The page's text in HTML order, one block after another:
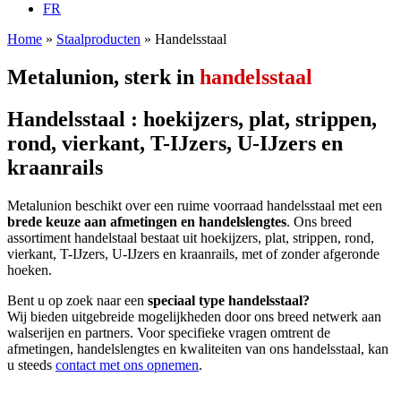
FR
Home » Staalproducten » Handelsstaal
Metalunion, sterk in handelsstaal
Handelsstaal : hoekijzers, plat, strippen,
rond, vierkant, T-IJzers, U-IJzers en
kraanrails
Metalunion beschikt over een ruime voorraad handelsstaal met een
brede keuze aan afmetingen en handelslengtes. Ons breed
assortiment handelstaal bestaat uit hoekijzers, plat, strippen, rond,
vierkant, T-IJzers, U-IJzers en kraanrails, met of zonder afgeronde
hoeken.
Bent u op zoek naar een speciaal type handelsstaal?
Wij bieden uitgebreide mogelijkheden door ons breed netwerk aan
walserijen en partners. Voor specifieke vragen omtrent de
afmetingen, handelslengtes en kwaliteiten van ons handelsstaal, kan
u steeds contact met ons opnemen.